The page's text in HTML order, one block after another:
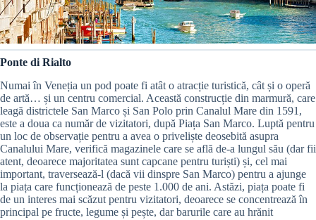
Ponte di Rialto
Numai în Veneția un pod poate fi atât o atracție turistică, cât și o operă
de artă… și un centru comercial. Această construcție din marmură, care
leagă districtele San Marco și San Polo prin Canalul Mare din 1591,
este a doua ca număr de vizitatori, după Piața San Marco. Luptă pentru
un loc de observație pentru a avea o priveliște deosebită asupra
Canalului Mare, verifică magazinele care se află de-a lungul său (dar fii
atent, deoarece majoritatea sunt capcane pentru turiști) și, cel mai
important, traversează-l (dacă vii dinspre San Marco) pentru a ajunge
la piața care funcționează de peste 1.000 de ani. Astăzi, piața poate fi
de un interes mai scăzut pentru vizitatori, deoarece se concentrează în
principal pe fructe, legume și pește, dar barurile care au hrănit